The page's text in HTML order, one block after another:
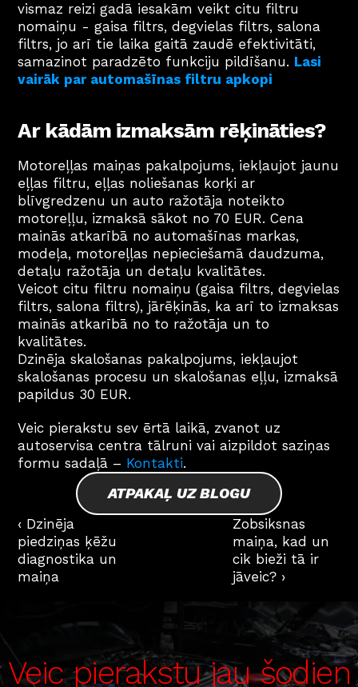
vismaz reizi gadā iesakām veikt citu filtru
nomaiņu - gaisa filtrs, degvielas filtrs, salona
filtrs, jo arī tie laika gaitā zaudē efektivitāti,
samazinot paradzēto funkciju pildīšanu. Lasi
vairāk par automašīnas filtru apkopi
Ar kādām izmaksām rēķināties?
Motoreļļas maiņas pakalpojums, iekļaujot jaunu
eļļas filtru, eļļas noliešanas korķi ar
blīvgredzenu un auto ražotāja noteikto
motoreļļu, izmaksā sākot no 70 EUR. Cena
mainās atkarībā no automašīnas markas,
modeļa, motoreļļas nepieciešamā daudzuma,
detaļu ražotāja un detaļu kvalitātes.
Veicot citu filtru nomaiņu (gaisa filtrs, degvielas
filtrs, salona filtrs), jārēķinās, ka arī to izmaksas
mainās atkarībā no to ražotāja un to
kvalitātes.
Dzinēja skalošanas pakalpojums, iekļaujot
skalošanas procesu un skalošanas eļļu, izmaksā
papildus 30 EUR.
Veic pierakstu sev ērtā laikā, zvanot uz
autoservisa centra tālruni vai aizpildot saziņas
formu sadaļā – Kontakti.
ATPAKAĻ UZ BLOGU
‹ Dzinēja
piedziņas ķēžu
diagnostika un
maiņa
Zobsiksnas
maiņa, kad un
cik bieži tā ir
jāveic? ›
Veic pierakstu jau šodien